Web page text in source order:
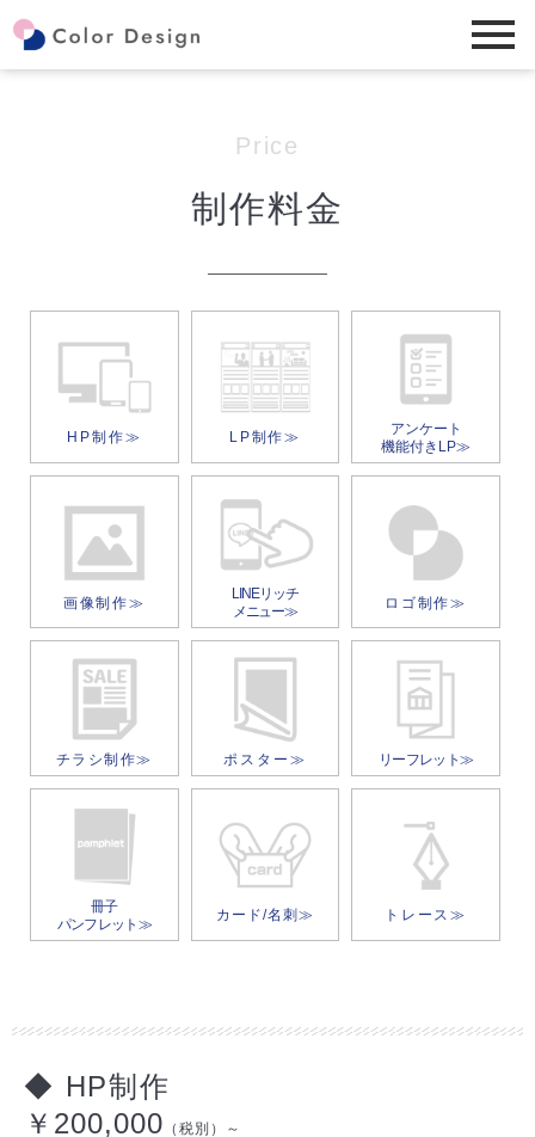
Price
制作料金
HP制作≫ LP制作≫
アンケート
機能付きLP≫
画像制作≫
LINEリッチ
メニュー≫
ロゴ制作≫
チラシ制作≫ ポスター≫ リーフレット≫
冊子
パンフレット≫
カード/名刺≫ トレース≫
◆ HP制作
￥200,000 （税別）～